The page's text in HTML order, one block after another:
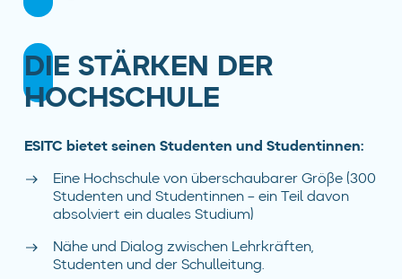
DIE STÄRKEN DER
HOCHSCHULE
ESITC bietet seinen Studenten und Studentinnen:
Eine Hochschule von überschaubarer Gröβe (300
Studenten und Studentinnen – ein Teil davon
absolviert ein duales Studium)
Nähe und Dialog zwischen Lehrkräften,
Studenten und der Schulleitung.